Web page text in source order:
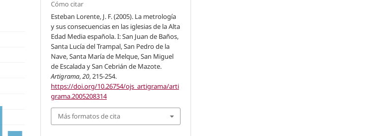
Cómo citar
Esteban Lorente, J. F. (2005). La metrología
y sus consecuencias en las iglesias de la Alta
Edad Media española. I: San Juan de Baños,
Santa Lucía del Trampal, San Pedro de la
Nave, Santa María de Melque, San Miguel
de Escalada y San Cebrián de Mazote.
Artigrama,20, 215-254.
https://doi.org/10.26754/ojs_artigrama/arti
grama.2005208314
Más formatos de cita